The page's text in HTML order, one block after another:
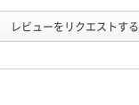
レビューをリクエストする